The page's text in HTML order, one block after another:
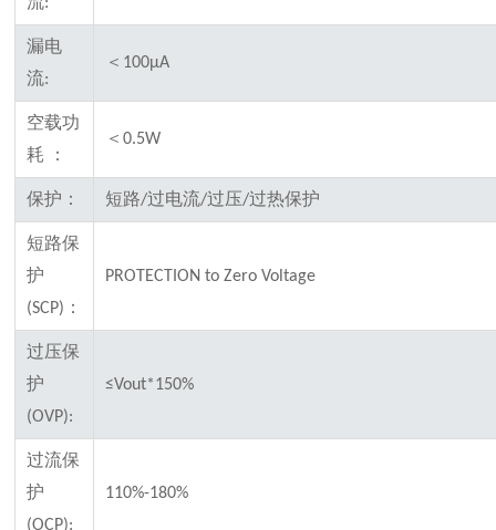
:
漏电
流:
＜ 100μA
空载功
耗
：
＜0.5W
保护： 短路/过电流/过压/过热保护
短路保
护
(SCP) ：
PROTECTION to Zero Voltage
过压保
护
(OVP):
≤Vout*150%
过流保
护
(OCP):
110%-180%